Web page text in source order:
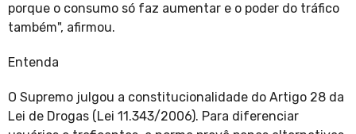
porque o consumo só faz aumentar e o poder do tráfico
também", afirmou.
Entenda
O Supremo julgou a constitucionalidade do Artigo 28 da
Lei de Drogas (Lei 11.343/2006). Para diferenciar